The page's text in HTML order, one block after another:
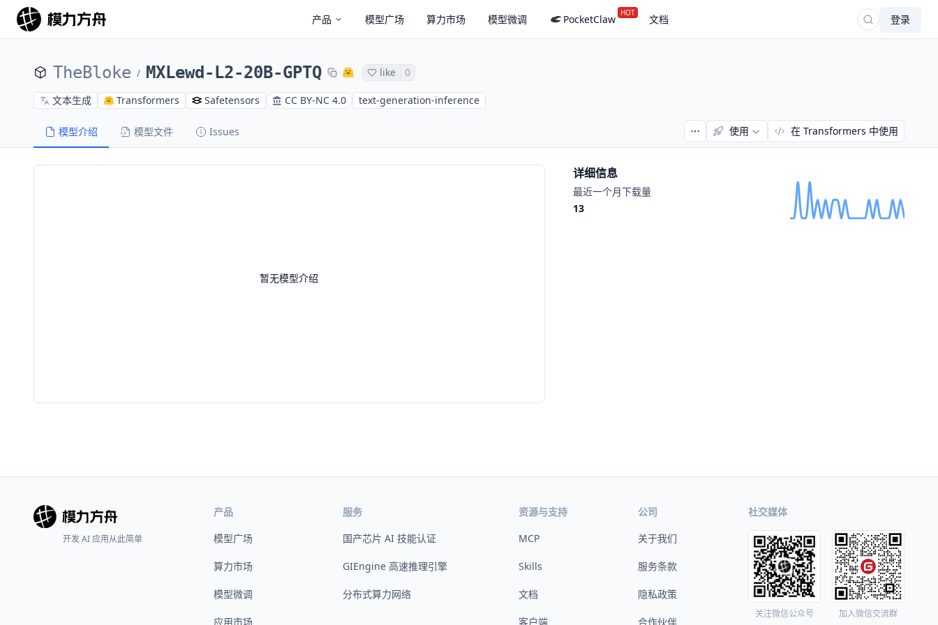
产品 模型广场 算力市场 模型微调 PocketClaw HOT 文档 登录
TheBloke / MXLewd-L2-20B-GPTQ like 0
文本生成 Transformers Safetensors CC BY-NC 4.0 text-generation-inference
模型介绍 模型文件 Issues 使用 在 Transformers 中使用
暂无模型介绍
详细信息
最近一个月下载量
13
开发 AI 应用从此简单
产品
模型广场
算力市场
模型微调
应用市场
服务
国产芯片 AI 技能认证
GIEngine 高速推理引擎
分布式算力网络
资源与支持
MCP
Skills
文档
客户端
公司
关于我们
服务条款
隐私政策
合作伙伴
社交媒体
关注微信公众号 加入微信交流群